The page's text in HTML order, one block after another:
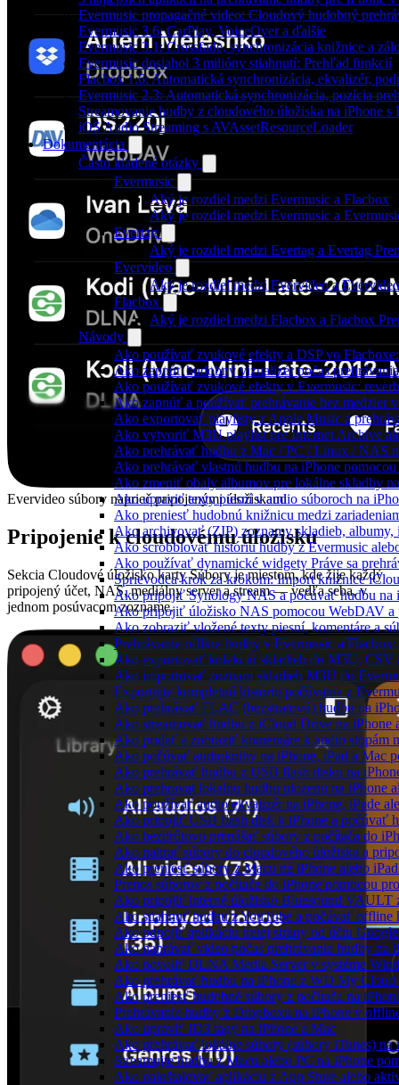
Evermusic propagačné video: Cloudový hudobný
Evermusic 3.6: CarPlay, VoiceOver a ďalšie
Evermusic 3.1: Crossfade, synchronizácia knižnice a
Evermusic dosiahol 3 milióny stiahnutí: Prehľad funkcií
Flacbox 1.6: Automatická synchronizácia, ekvalizér,
Evermusic 2.3: Automatická synchronizácia, pozícia
Streamovanie hudby z cloudového úložiska na iPhone s
iOS Audio Streaming s AVAssetResourceLoader
Dokumentácia
Často kladené otázky
Evermusic
Aký je rozdiel medzi Evermusic a Flacbox
Aký je rozdiel medzi Evermusic a
Evertag
Aký je rozdiel medzi Evertag a Evertag
Evervideo
Aký je rozdiel medzi Evervideo a
Flacbox
Aký je rozdiel medzi Flacbox a Flacbox
Návody
Ako používať zvukové efekty a DSP vo
Ako zapnúť hudobný vizualizér počas
Ako používať zvukové efekty v Evermusic:
Ako zapnúť a používať prehrávanie bez medzier
Ako exportovať playlisty z Apple Music a
Ako vytvoriť M3U playlist pre Internet Archive
Ako prehrávať hudbu z Mac / PC / Linux / NAS
Ako prehrávať vlastnú hudbu na iPhone
Ako zmeniť obaly albumov pre lokálne skladby
Ako upraviť texty piesní v audio súboroch na
Ako preniesť hudobnú knižnicu medzi
Ako archivovať (ZIP) zoznamy skladieb, albumy,
Ako scrobblovať históriu hudby z Evermusic
Ako používať dynamické widgety Práve sa
Sprievodca krok za krokom: Import knižnice
Ako pripojiť Synology NAS a počúvať hudbu na
Ako pripojiť úložisko NAS pomocou WebDAV a
Ako zobraziť vložené texty piesní, komentáre a
Prehrávanie offline hudby v Evermusic a
Ako exportovať kolekciu skladieb do M3U, CSV
Ako importovať zoznam skladieb M3U do
Exportujte kompletnú históriu počúvania z
Ako prehrávať FLAC (bezstratovú) hudbu na
Ako streamovať hudbu z iCloud Drive na iPhone
Ako pridať a zobraziť komentáre k audio stopám
Ako počúvať audioknihy na iPhone, iPad a Mac
Ako prehrávať hudbu z USB flash disku na
Ako prehravat lokalnu hudbu ulozenu na iPhone
Ako používať audio ekvalizér na iPhone, iPade
Ako pripojiť USB flash disk k iPhone a počúvať
Ako bezdrôtovo prenášať súbory z počítača do
Ako nahrať súbory do cloudového úložiska a
Ako preniesť súbory z Macu na iPhone alebo
Prenos súborov z počítača do iPhone pomocou
Ako pripojiť interné úložisko Bluesound VAULT
Ako stiahnuť hudbu z YouTube a počúvať offline
Ako odpojiť aplikáciu tretej strany od účtu Google
Ako nahrávať video počas prehrávania hudby na
Ako povoliť DLNA Media Server v systéme
Ako prehrávať hudbu na iPhone z WD My Cloud
Ako preniesť hudobné súbory z počítača na
Prehrávanie hudby z Dropboxu na iPhone v
Ako upraviť ID3 tagy na iPhone a Mac
Ako prehrávať lokálne súbory (súbory iTunes) na
Streamujte hudbu z Macu alebo PC na iPhone
Ako nainštalovať aplikáciu z App Store alebo
Evervideo súbory naprieč pripojenými úložiskami
Pripojenie k cloudovému úložisku
Sekcia Cloudové úložisko karty Súbory je miestom, kde žije každý
pripojený účet, NAS, mediálny server a stream — vedľa seba, v
jednom posúvacom zozname.